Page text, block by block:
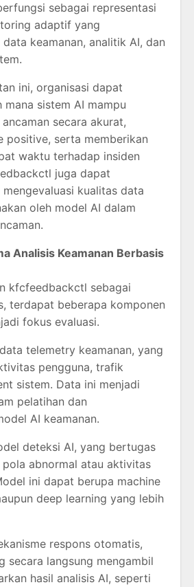
sebagai representasi
adaptif yang
keamanan, analitik AI, dan
ini, organisasi dapat
mana sistem AI mampu
secara akurat,
positive, serta memberikan
waktu terhadap insiden
juga dapat
kualitas data
oleh model AI dalam
Analisis Keamanan Berbasis
kfcfeedbackctl sebagai
terdapat beberapa komponen
fokus evaluasi.
telemetry keamanan, yang
pengguna, trafik
sistem. Data ini menjadi
pelatihan dan
AI keamanan.
deteksi AI, yang bertugas
abnormal atau aktivitas
ini dapat berupa machine
deep learning yang lebih
respons otomatis,
secara langsung mengambil
hasil analisis AI, seperti